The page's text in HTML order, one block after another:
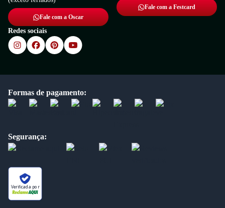
Fale com a Oscar
Fale com a Festcard
Redes sociais
Formas de pagamento:
Segurança:
Verificada por